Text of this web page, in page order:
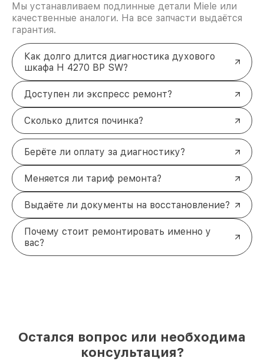
Мы устанавливаем подлинные детали Miele или
качественные аналоги. На все запчасти выдаётся
гарантия.
Как долго длится диагностика духового
шкафа H 4270 BP SW?
Доступен ли экспресс ремонт?
Сколько длится починка?
Берёте ли оплату за диагностику?
Меняется ли тариф ремонта?
Выдаёте ли документы на восстановление?
Почему стоит ремонтировать именно у
вас?
Остался вопрос или необходима
консультация?